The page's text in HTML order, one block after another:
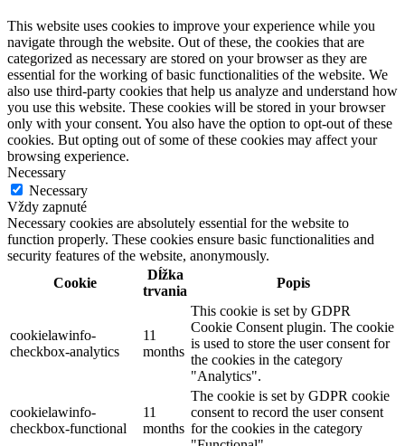
This website uses cookies to improve your experience while you
navigate through the website. Out of these, the cookies that are
categorized as necessary are stored on your browser as they are
essential for the working of basic functionalities of the website. We
also use third-party cookies that help us analyze and understand how
you use this website. These cookies will be stored in your browser
only with your consent. You also have the option to opt-out of these
cookies. But opting out of some of these cookies may affect your
browsing experience.
Necessary
Necessary
Vždy zapnuté
Necessary cookies are absolutely essential for the website to
function properly. These cookies ensure basic functionalities and
security features of the website, anonymously.
Cookie
Dĺžka
trvania
Popis
cookielawinfo-
checkbox-analytics
11
months
This cookie is set by GDPR
Cookie Consent plugin. The cookie
is used to store the user consent for
the cookies in the category
"Analytics".
cookielawinfo-
checkbox-functional
11
months
The cookie is set by GDPR cookie
consent to record the user consent
for the cookies in the category